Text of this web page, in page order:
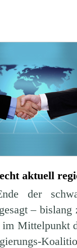
aktuell
der
–
Mittelpunkt